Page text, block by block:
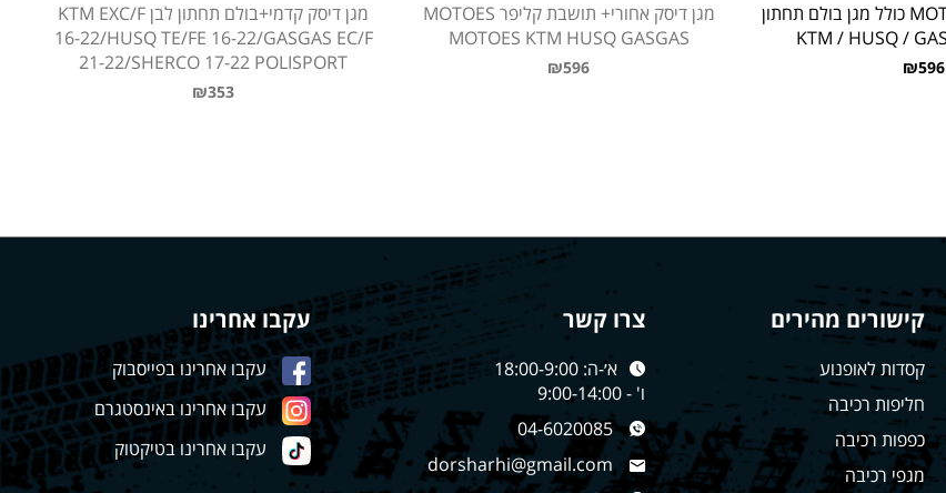
מגן דיסק קדמי MOTOES כולל מגן בולם תחתון
₪596
מגן דיסק אחורי+ תושבת קליפר MOTOES
MOTOES KTM HUSQ GASGAS
₪596
מגן דיסק קדמי+בולם תחתון לבן KTM EXC/F
16-22/HUSQ TE/FE 16-22/GASGAS EC/F
21-22/SHERCO 17-22 POLISPORT
₪353
קישורים מהירים
קסדות לאופנוע
חליפות רכיבה
כפפות רכיבה
מגפי רכיבה
צרו קשר
א׳-ה: 18:00-9:00
ו' - 9:00-14:00
04-6020085
dorsharhi@gmail.com
עקבו אחרינו
עקבו אחרינו בפייסבוק
עקבו אחרינו באינסטגרם
עקבו אחרינו בטיקטוק